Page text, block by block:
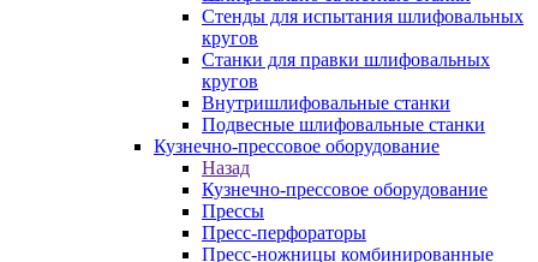
Стенды для испытания шлифовальных
кругов
Станки для правки шлифовальных
кругов
Внутришлифовальные станки
Подвесные шлифовальные станки
Кузнечно-прессовое оборудование
Назад
Кузнечно-прессовое оборудование
Прессы
Пресс-перфораторы
Пресс-ножницы комбинированные